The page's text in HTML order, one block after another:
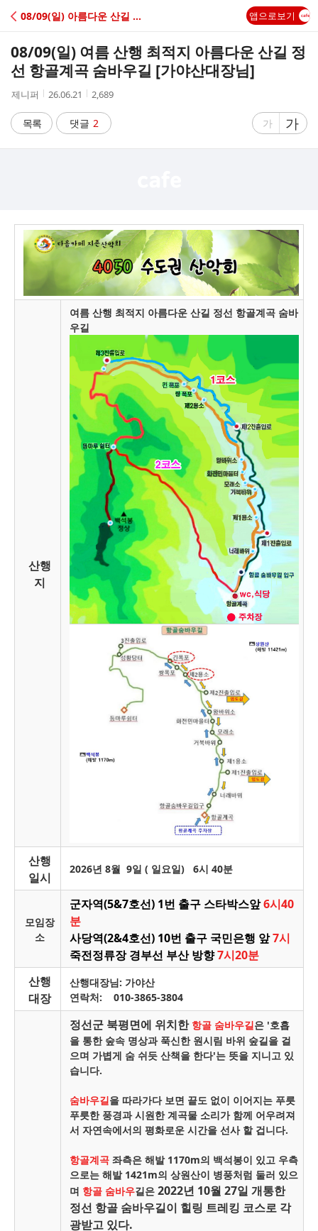
C
A
08/09(일) 아름다운 산길 정선 항골계곡 숨바우길 앱으로보기
08/09(일) 여름 산행 최적지 아름다운 산길 정
선 항골계곡 숨바우길 [가야산대장님]
작
자
제니퍼
작
시
간
26.06.21
조
수
2,689
목록 댓글 2
글
게
가
글
자
게
가
산행
지
여름 산행 최적지 아름다운 산길 정선 항골계곡 숨바
우길
산행
일시
2026년 8월 9일 ( 일요일) 6시 40분
모임장
소
군자역(5&7호선) 1번 출구 스타박스앞6시40
분
사당역(2&4호선) 10번 출구 국민은행 앞7시
죽전정류장 경부선 부산 방향7시20분
산행
대장
산행대장님: 가야산
연락처: 010-3865-3804
정선군 북평면에 위치한 항골 숨바우길은 '호흡
을 통한 숲속 명상과 푹신한 원시림 바위 숲길을 걸
으며 가볍게 숨 쉬듯 산책을 한다'는 뜻을 지니고 있
습니다.
숨바우길을 따라가다 보면 끝도 없이 이어지는 푸릇
푸릇한 풍경과시원한 계곡물 소리가 함께 어우려져
서 자연속에서의 평화로운 시간을 선사 할 겁니다.
항골계곡 좌측은 해발 1170m의 백석봉이 있고 우측
으로는 해발 1421m의 상원산이 병풍처럼 둘러 있으
며 항골 숨바우길은 2022년 10월 27일 개통한
정선 항골 숨바우길이 힐링 트레킹 코스로 각
광받고 있다.